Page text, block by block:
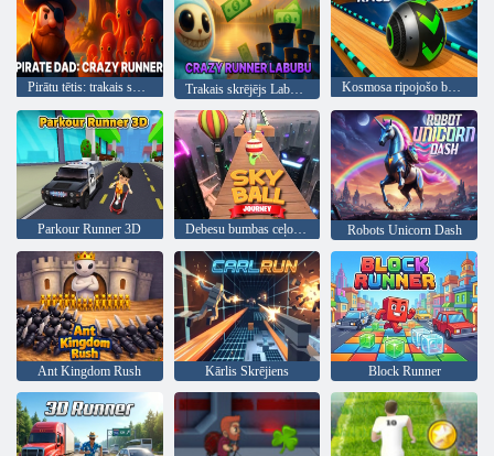
Pirātu tētis: trakais skrējējs Trakais skrējējs Labubu Kosmosa ripojošo bumbiņu sacīkstes
Parkour Runner 3D Debesu bumbas ceļojums Robots Unicorn Dash
Ant Kingdom Rush Kārlis Skrējiens Block Runner